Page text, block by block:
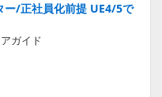
ー/正社員化前提 UE4/5で
ガイド